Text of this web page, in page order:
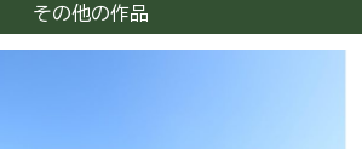
その他の作品